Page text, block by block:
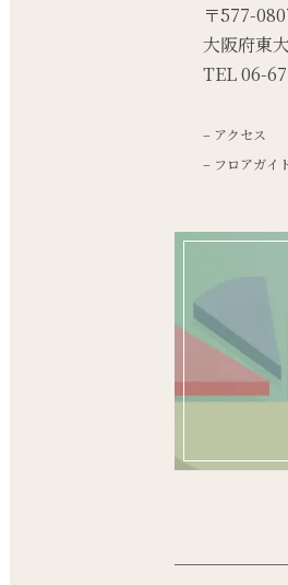
〒577-
大阪府東
TEL 06-
– アクセス
– フロアガイ